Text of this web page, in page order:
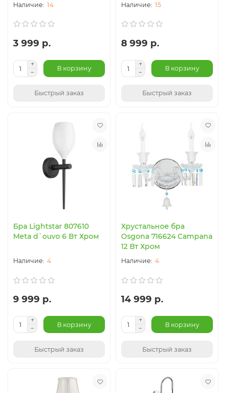
14
3 999 р.
В корзину
Быстрый заказ
15
8 999 р.
В корзину
Быстрый заказ
Бра Lightstar 807610
Meta d`ouvo 6 Вт Хром
4
9 999 р.
В корзину
Быстрый заказ
Хрустальное бра
Osgona 716624 Campana
12 Вт Хром
4
14 999 р.
В корзину
Быстрый заказ